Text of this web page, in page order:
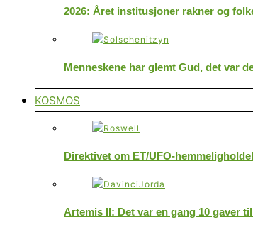
2026: Året institusjoner rakner og
Menneskene har glemt Gud, det var
KOSMOS
Direktivet om ET/UFO-
Artemis II: Det var en gang 10 gaver